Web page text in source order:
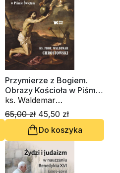
Przymierze z Bogiem.
Obrazy Kościoła w Piśmie
Świętym
ks. Waldemar
Chrostowski
65,00 zł 45,50 zł
Do koszyka